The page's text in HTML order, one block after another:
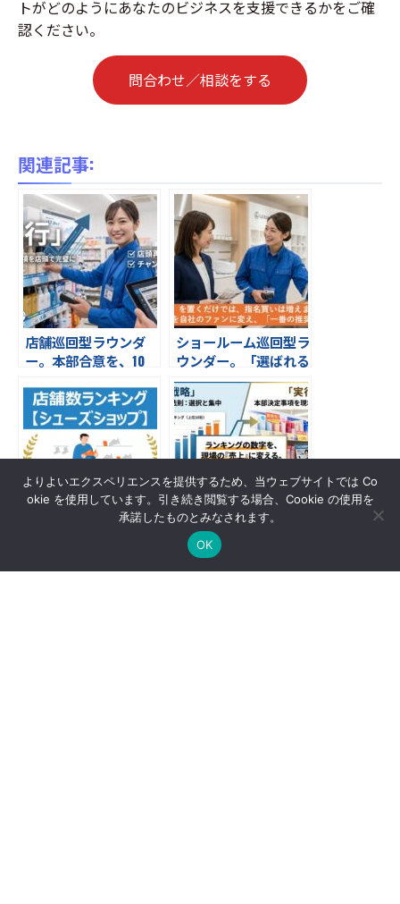
トがどのようにあなたのビジネスを支援できるかをご確
認ください。
問合わせ／相談をする
関連記事:
店舗巡回型ラウンダ
ー。本部合意を、10
位10チェーンをの店頭
実現率を最大化する。
研成社の店舗巡回スキ
ーム
ショールーム巡回型ラ
ウンダー。「選ばれる
理由」は、販売スタッ
フが知っている。
シューズショップ店舗
戦略的店頭実現（ラウ
ンダー）パッケージ
よりよいエクスペリエンスを提供するため、当ウェブサイトでは Co
okie を使用しています。引き続き閲覧する場合、Cookie の使用を
承諾したものとみなされます。
OK